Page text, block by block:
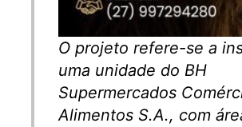
O projeto refere-se a
uma unidade do BH
Supermercados
Alimentos S.A., com